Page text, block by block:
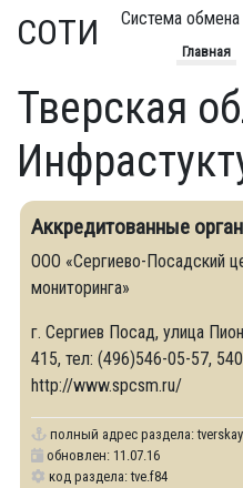
СОТИ Система обмена
Главная
Тверская
Аккредитованные
ООО «Сергиево-Посадский
мониторинга»
г. Сергиев Посад, улица
415, тел: (496)546-05-57,
http://www.spcsm.ru/
полный адрес раздела:
обновлен: 11.07.16
код раздела: tve.f84